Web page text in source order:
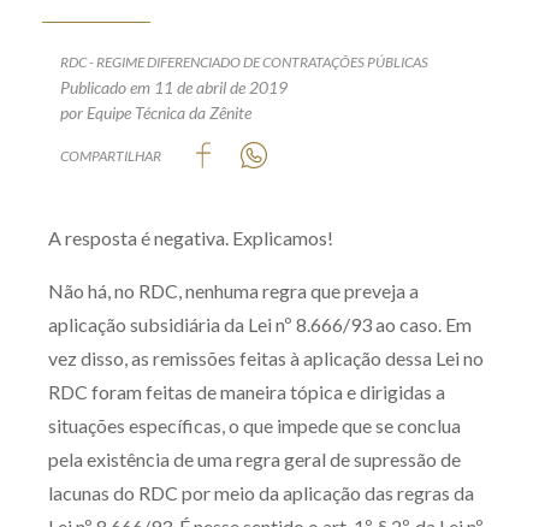
Produtos e serviços
Zênite Fácil IA
Orientação por Escrito
Capacitação
Zênite Online
Eventos presenciais
Zênite in Company
RDC - REGIME DIFERENCIADO DE CONTRATAÇÕES PÚBLICAS
Publicado em 11 de abril de 2019
por Equipe Técnica da Zênite
COMPARTILHAR
A resposta é negativa. Explicamos!
Não há, no RDC, nenhuma regra que preveja a
aplicação subsidiária da Lei nº 8.666/93 ao caso. Em
vez disso, as remissões feitas à aplicação dessa Lei no
RDC foram feitas de maneira tópica e dirigidas a
situações específicas, o que impede que se conclua
pela existência de uma regra geral de supressão de
lacunas do RDC por meio da aplicação das regras da